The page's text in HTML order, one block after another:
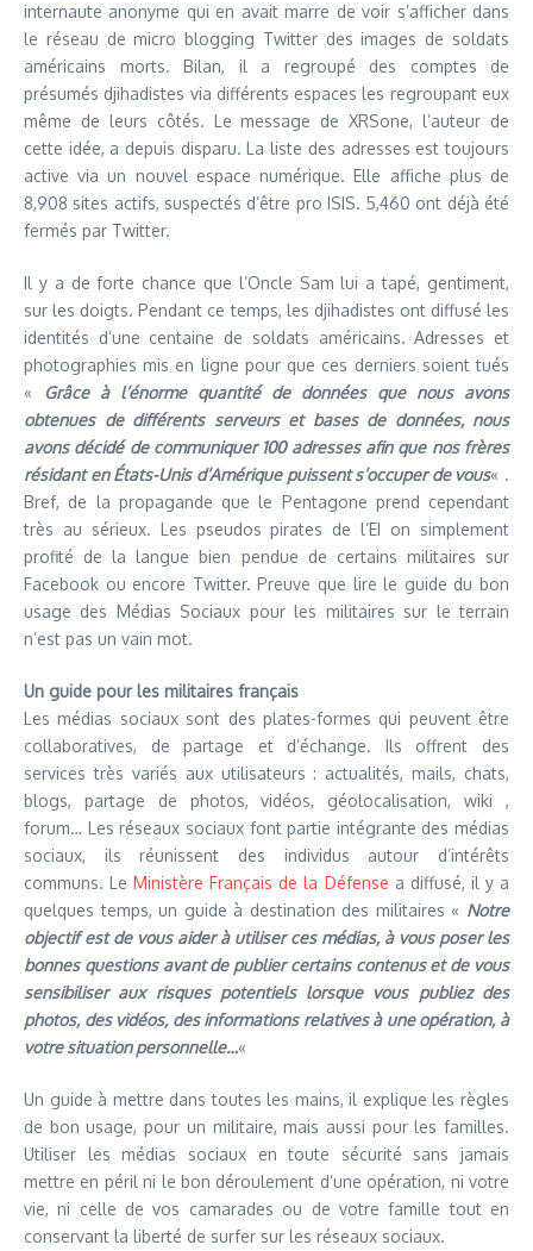
internaute anonyme qui en avait marre de voir s’afficher dans
le réseau de micro blogging Twitter des images de soldats
américains morts. Bilan, il a regroupé des comptes de
présumés djihadistes via différents espaces les regroupant eux
même de leurs côtés. Le message de XRSone, l’auteur de
cette idée, a depuis disparu. La liste des adresses est toujours
active via un nouvel espace numérique. Elle affiche plus de
8,908 sites actifs, suspectés d’être pro ISIS. 5,460 ont déjà été
fermés par Twitter.
Il y a de forte chance que l’Oncle Sam lui a tapé, gentiment,
sur les doigts. Pendant ce temps, les djihadistes ont diffusé les
identités d’une centaine de soldats américains. Adresses et
photographies mis en ligne pour que ces derniers soient tués
« Grâce à l’énorme quantité de données que nous avons
obtenues de différents serveurs et bases de données, nous
avons décidé de communiquer 100 adresses afin que nos frères
résidant en États-Unis d’Amérique puissent s’occuper de vous« .
Bref, de la propagande que le Pentagone prend cependant
très au sérieux. Les pseudos pirates de l’EI on simplement
profité de la langue bien pendue de certains militaires sur
Facebook ou encore Twitter. Preuve que lire le guide du bon
usage des Médias Sociaux pour les militaires sur le terrain
n’est pas un vain mot.
Un guide pour les militaires français
Les médias sociaux sont des plates-formes qui peuvent être
collaboratives, de partage et d’échange. Ils offrent des
services très variés aux utilisateurs : actualités, mails, chats,
blogs, partage de photos, vidéos, géolocalisation, wiki ,
forum… Les réseaux sociaux font partie intégrante des médias
sociaux, ils réunissent des individus autour d’intérêts
communs. Le Ministère Français de la Défense a diffusé, il y a
quelques temps, un guide à destination des militaires « Notre
objectif est de vous aider à utiliser ces médias, à vous poser les
bonnes questions avant de publier certains contenus et de vous
sensibiliser aux risques potentiels lorsque vous publiez des
photos, des vidéos, des informations relatives à une opération, à
votre situation personnelle…«
Un guide à mettre dans toutes les mains, il explique les règles
de bon usage, pour un militaire, mais aussi pour les familles.
Utiliser les médias sociaux en toute sécurité sans jamais
mettre en péril ni le bon déroulement d’une opération, ni votre
vie, ni celle de vos camarades ou de votre famille tout en
conservant la liberté de surfer sur les réseaux sociaux.